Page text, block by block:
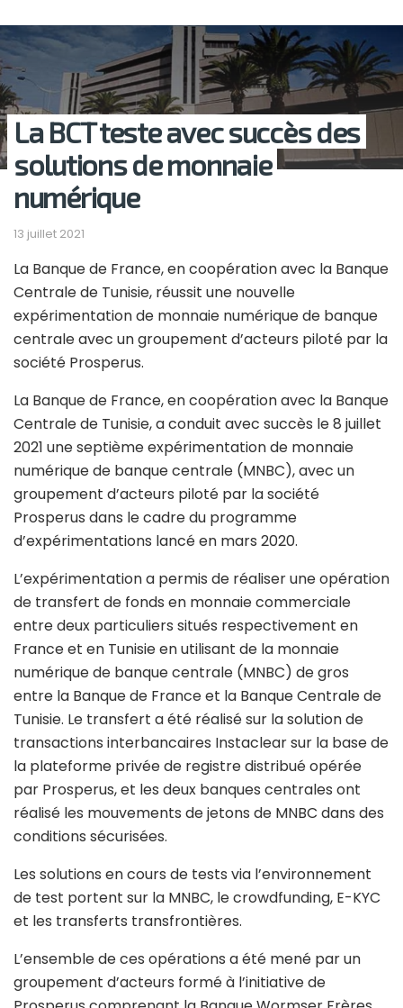
La BCT teste avec succès des
solutions de monnaie
numérique
13 juillet 2021
La Banque de France, en coopération avec la Banque
Centrale de Tunisie, réussit une nouvelle
expérimentation de monnaie numérique de banque
centrale avec un groupement d’acteurs piloté par la
société Prosperus.
La Banque de France, en coopération avec la Banque
Centrale de Tunisie, a conduit avec succès le 8 juillet
2021 une septième expérimentation de monnaie
numérique de banque centrale (MNBC), avec un
groupement d’acteurs piloté par la société
Prosperus dans le cadre du programme
d’expérimentations lancé en mars 2020.
L’expérimentation a permis de réaliser une opération
de transfert de fonds en monnaie commerciale
entre deux particuliers situés respectivement en
France et en Tunisie en utilisant de la monnaie
numérique de banque centrale (MNBC) de gros
entre la Banque de France et la Banque Centrale de
Tunisie. Le transfert a été réalisé sur la solution de
transactions interbancaires Instaclear sur la base de
la plateforme privée de registre distribué opérée
par Prosperus, et les deux banques centrales ont
réalisé les mouvements de jetons de MNBC dans des
conditions sécurisées.
Les solutions en cours de tests via l’environnement
de test portent sur la MNBC, le crowdfunding, E-KYC
et les transferts transfrontières.
L’ensemble de ces opérations a été mené par un
groupement d’acteurs formé à l’initiative de